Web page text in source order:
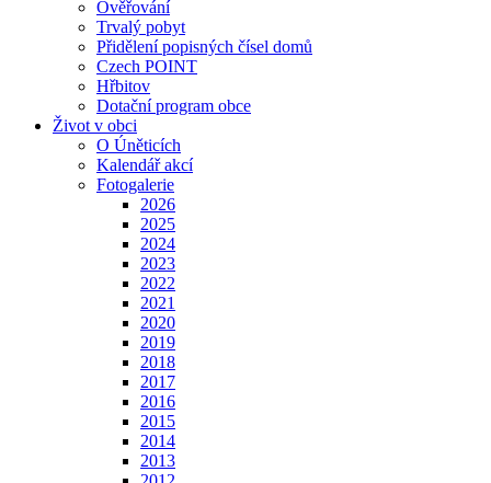
Ověřování
Trvalý pobyt
Přidělení popisných čísel domů
Czech POINT
Hřbitov
Dotační program obce
Život v obci
O Úněticích
Kalendář akcí
Fotogalerie
2026
2025
2024
2023
2022
2021
2020
2019
2018
2017
2016
2015
2014
2013